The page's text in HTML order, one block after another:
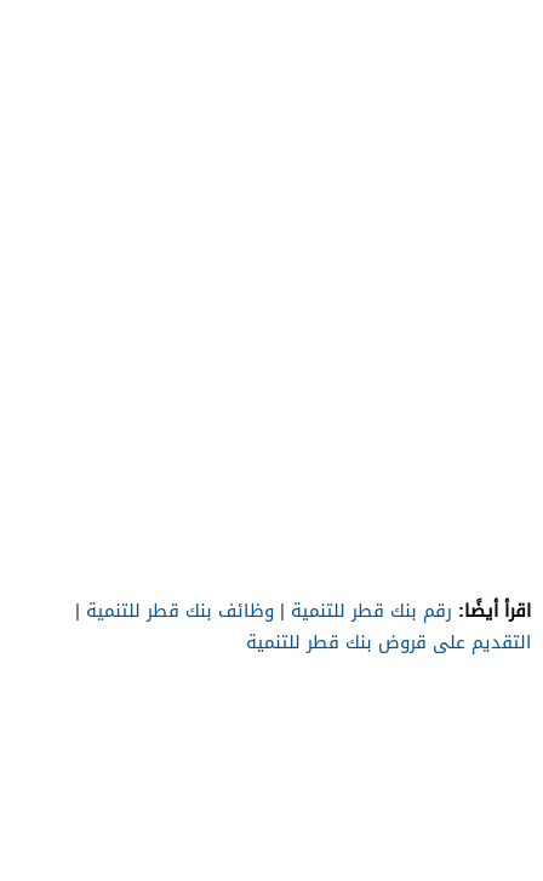
اقرأ أيضًا: رقم بنك قطر للتنمية | وظائف بنك قطر للتنمية |
التقديم على قروض بنك قطر للتنمية